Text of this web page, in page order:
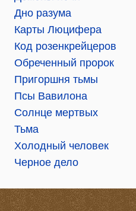
Дно разума
Карты Люцифера
Код розенкрейцеров
Обреченный пророк
Пригоршня тьмы
Псы Вавилона
Солнце мертвых
Тьма
Холодный человек
Черное дело